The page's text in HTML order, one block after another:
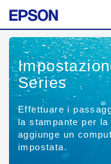
Series
Effettuare i
la stampante per
aggiunge un
impostata.